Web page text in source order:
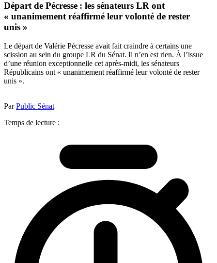
Départ de Pécresse : les sénateurs LR ont
« unanimement réaffirmé leur volonté de rester
unis »
Le départ de Valérie Pécresse avait fait craindre à certains une
scission au sein du groupe LR du Sénat. Il n’en est rien. À l’issue
d’une réunion exceptionnelle cet après-midi, les sénateurs
Républicains ont « unanimement réaffirmé leur volonté de rester
unis ».
ParPublic Sénat
Temps de lecture :